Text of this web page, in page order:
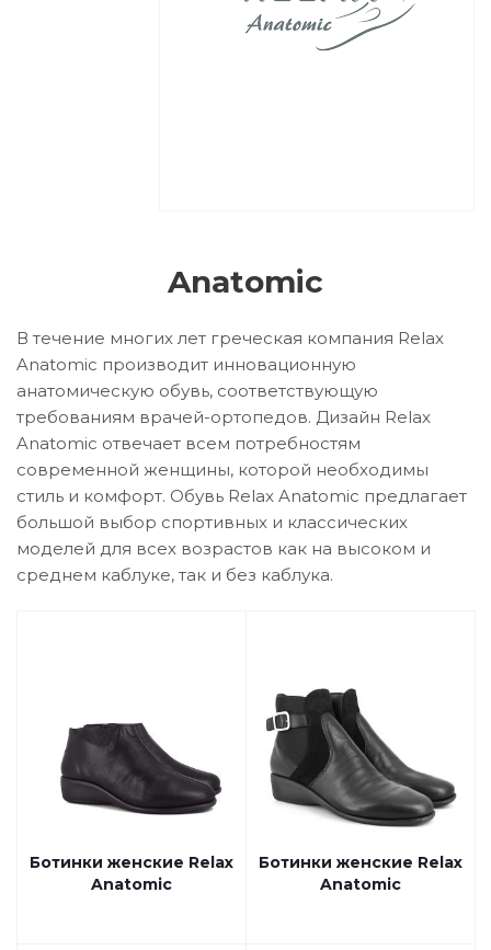
Anatomic
В течение многих лет греческая компания Relax
Anatomic производит инновационную
анатомическую обувь, соответствующую
требованиям врачей-ортопедов. Дизайн Relax
Anatomic отвечает всем потребностям
современной женщины, которой необходимы
стиль и комфорт. Обувь Relax Anatomic предлагает
большой выбор спортивных и классических
моделей для всех возрастов как на высоком и
среднем каблуке, так и без каблука.
Ботинки женские Relax
Anatomic
Ботинки женские Relax
Anatomic